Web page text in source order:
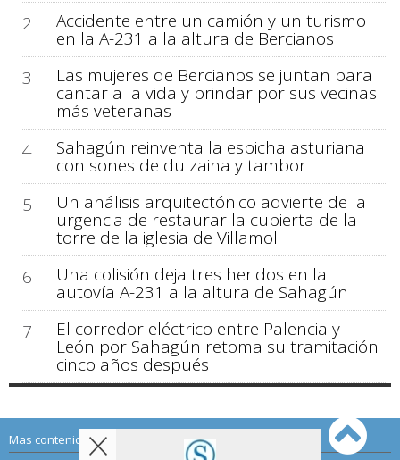
2
Accidente entre un camión y un turismo
en la A-231 a la altura de Bercianos
3
Las mujeres de Bercianos se juntan para
cantar a la vida y brindar por sus vecinas
más veteranas
4
Sahagún reinventa la espicha asturiana
con sones de dulzaina y tambor
5
Un análisis arquitectónico advierte de la
urgencia de restaurar la cubierta de la
torre de la iglesia de Villamol
6
Una colisión deja tres heridos en la
autovía A-231 a la altura de Sahagún
7
El corredor eléctrico entre Palencia y
León por Sahagún retoma su tramitación
cinco años después
Mas contenido de Sahagún Digital: